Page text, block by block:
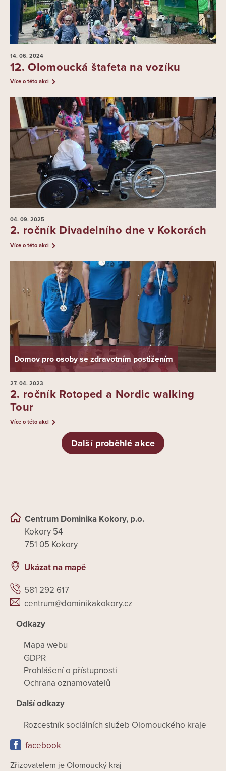
14. 06. 2024
12. Olomoucká štafeta na vozíku
Více o této akci
04. 09. 2025
2. ročník Divadelního dne v Kokorách
Více o této akci
Domov pro osoby se zdravotním postižením
27. 04. 2023
2. ročník Rotoped a Nordic walking
Tour
Více o této akci
Další proběhlé akce
Centrum Dominika Kokory, p.o.
Kokory 54
751 05 Kokory
Ukázat na mapě
581 292 617
centrum@dominikakokory.cz
Odkazy
Mapa webu
GDPR
Prohlášení o přístupnosti
Ochrana oznamovatelů
Další odkazy
Rozcestník sociálních služeb Olomouckého kraje
facebook
Zřizovatelem je Olomoucký kraj